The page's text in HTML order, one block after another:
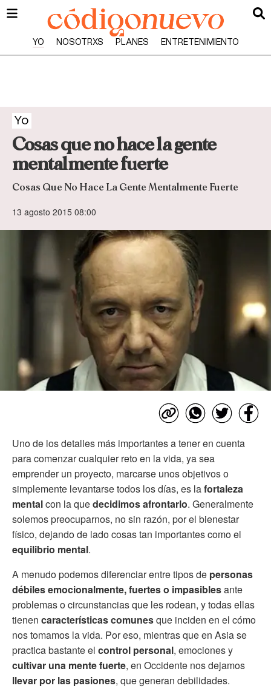
YO NOSOTRXS PLANES ENTRETENIMIENTO
Yo
Cosas que no hace la gente
mentalmente fuerte
Cosas Que No Hace La Gente Mentalmente Fuerte
13 agosto 2015 08:00
Uno de los detalles más importantes a tener en cuenta
para comenzar cualquier reto en la vida, ya sea
emprender un proyecto, marcarse unos objetivos o
simplemente levantarse todos los días, es lafortaleza
mentalcon la quedecidimos afrontarlo. Generalmente
solemos preocuparnos, no sin razón, por el bienestar
físico, dejando de lado cosas tan importantes como el
equilibrio mental.
A menudo podemos diferenciar entre tipos de personas
débiles emocionalmente, fuertes o impasiblesante
problemas o circunstancias que les rodean, y todas ellas
tienen características comunesque inciden en el cómo
nos tomamos la vida. Por eso, mientras que en Asia se
practica bastante el control personal, emociones y
cultivar una mente fuerte, en Occidente nos dejamos
llevar por las pasiones, que generan debilidades.